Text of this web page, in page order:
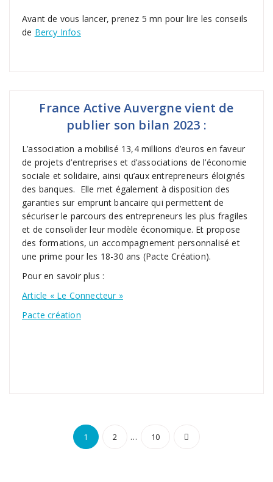
Avant de vous lancer, prenez 5 mn pour lire les conseils
de Bercy Infos
France Active Auvergne vient de
publier son bilan 2023 :
L’association a mobilisé 13,4 millions d’euros en faveur
de projets d’entreprises et d’associations de l’économie
sociale et solidaire, ainsi qu’aux entrepreneurs éloignés
des banques. Elle met également à disposition des
garanties sur emprunt bancaire qui permettent de
sécuriser le parcours des entrepreneurs les plus fragiles
et de consolider leur modèle économique. Et propose
des formations, un accompagnement personnalisé et
une prime pour les 18-30 ans (Pacte Création).
Pour en savoir plus :
Article « Le Connecteur »
Pacte création
Navigation
1 2 … 10